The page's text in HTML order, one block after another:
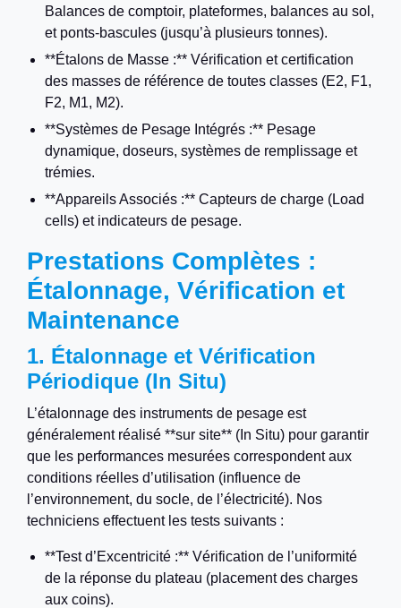
Balances de comptoir, plateformes, balances au sol,
et ponts-bascules (jusqu’à plusieurs tonnes).
**Étalons de Masse :** Vérification et certification
des masses de référence de toutes classes (E2, F1,
F2, M1, M2).
**Systèmes de Pesage Intégrés :** Pesage
dynamique, doseurs, systèmes de remplissage et
trémies.
**Appareils Associés :** Capteurs de charge (Load
cells) et indicateurs de pesage.
Prestations Complètes :
Étalonnage, Vérification et
Maintenance
1. Étalonnage et Vérification
Périodique (In Situ)
L’étalonnage des instruments de pesage est
généralement réalisé **sur site** (In Situ) pour garantir
que les performances mesurées correspondent aux
conditions réelles d’utilisation (influence de
l’environnement, du socle, de l’électricité). Nos
techniciens effectuent les tests suivants :
**Test d’Excentricité :** Vérification de l’uniformité
de la réponse du plateau (placement des charges
aux coins).